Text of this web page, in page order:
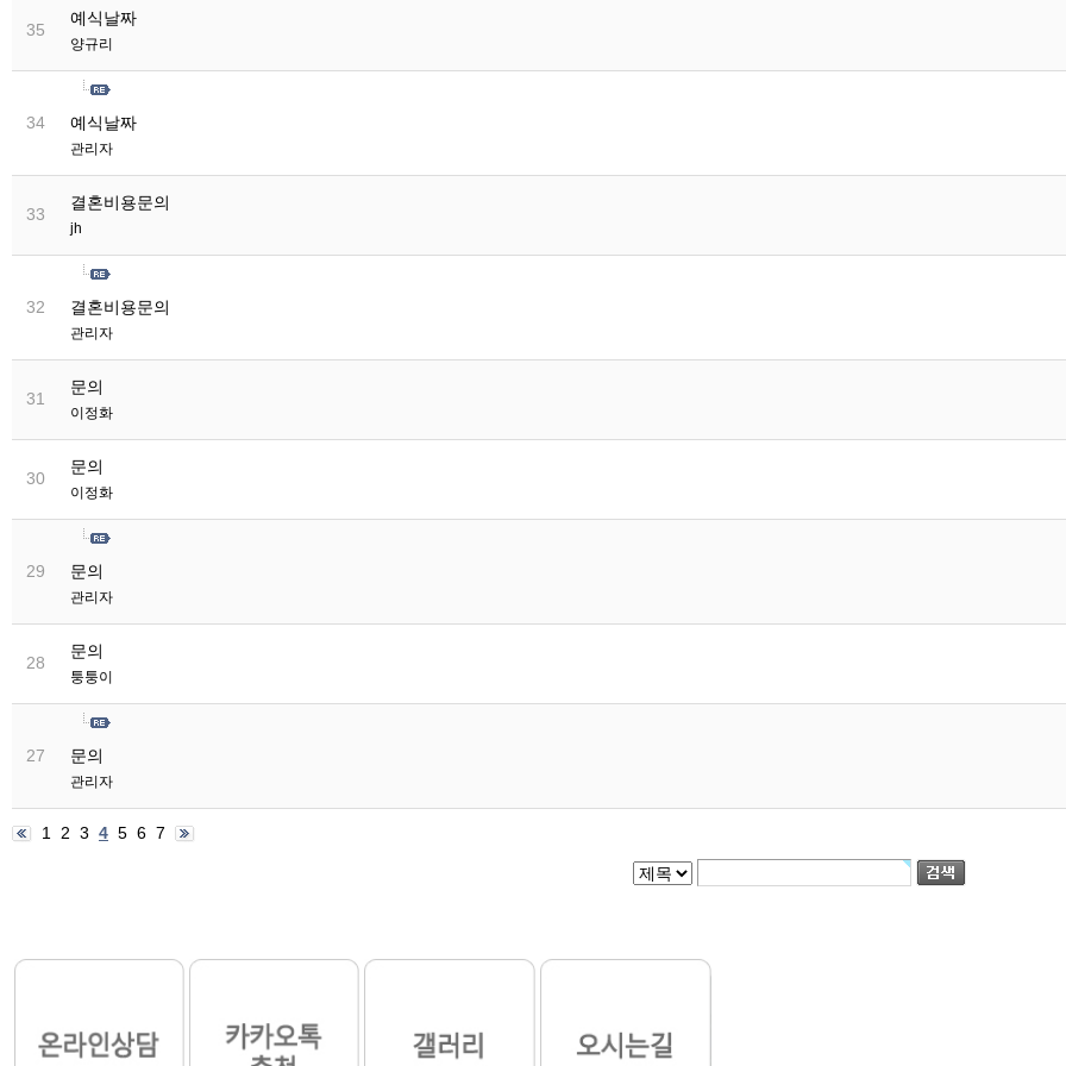
35
예식날짜
양규리
34 예식날짜
관리자
33
결혼비용문의
jh
32 결혼비용문의
관리자
31
문의
이정화
30
문의
이정화
29 문의
관리자
28
문의
퉁퉁이
27 문의
관리자
1 2 3 4 5 6 7